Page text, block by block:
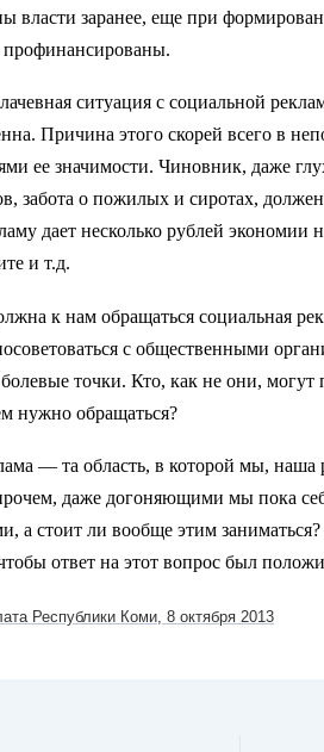
власти заранее, еще при
ситуация с социальной
Причина этого скорей всего в
ее значимости. Чиновник, даже
забота о пожилых и сиротах,
дает несколько рублей экономии
и т.д.
к нам обращаться социальная
с общественными
точки. Кто, как не они, могут
нужно обращаться?
— та область, в которой мы,
даже догоняющими мы пока
а стоит ли вообще этим
ответ на этот вопрос был
Республики Коми, 8 октября 2013